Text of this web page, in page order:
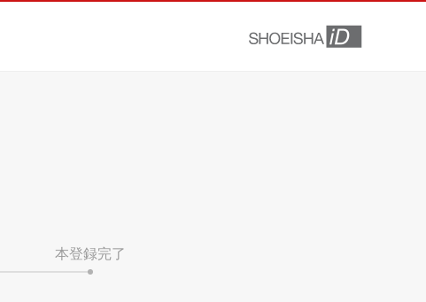
本登録完了